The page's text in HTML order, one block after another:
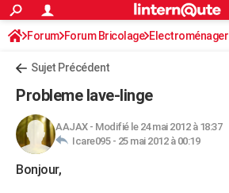
ACTUALITÉS
Politique
Société
Faits Divers
Education
Monde
Villes
+
FINANCE
Retraite
Impôts
Epargne
Immobilier
Risques naturels par ville
Banque
Assurance
Crédit
AUTO
Essais
Réserver un essai
Citadines
Berlines
SUV
Forum auto
+HIGH-TECH
S'inscrire
Connexion
Forum Forum Bricolage Electroménager
Sujet Précédent
Probleme lave-linge
AAJAX- Modifié le 24 mai 2012 à 18:37
Icare095 - 25 mai 2012 à 00:19
Bonjour,